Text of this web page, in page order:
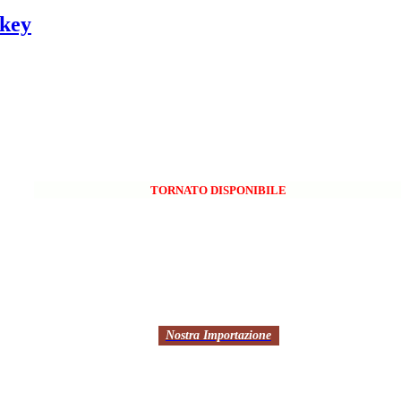
TORNATO DISPONIBILE
Nostra Importazione